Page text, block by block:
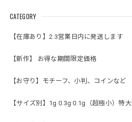
CATEGORY
【在庫あり】2.3営業日内に発送します
【新作】 お得な期間限定価格
【お守り】モチーフ、小判、コインなど
【サイズ別】1g 0.3g 0.1g（超極小）特大